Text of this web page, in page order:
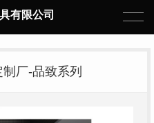
有限公司
厂-品致系列